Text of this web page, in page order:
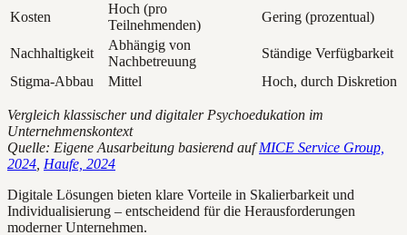
Kosten
Hoch (pro
Teilnehmenden)
Gering (prozentual)
Nachhaltigkeit
Abhängig von
Nachbetreuung
Ständige Verfügbarkeit
Stigma-Abbau
Mittel Hoch, durch Diskretion
Vergleich klassischer und digitaler Psychoedukation im
Unternehmenskontext
Quelle: Eigene Ausarbeitung basierend aufMICE Service Group,
2024 Haufe, 2024
Digitale Lösungen bieten klare Vorteile in Skalierbarkeit und
Individualisierung – entscheidend für die Herausforderungen
moderner Unternehmen.